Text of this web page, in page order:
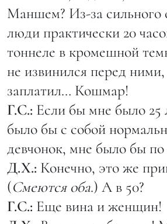
Маншем? Из-за сильного
люди практически 20
тоннеле в кромешной
не извинился перед
заплатил… Кошмар!
Г.С.: Если бы мне было 25
было бы с собой
девчонок, мне было бы по
Д.Х.: Конечно, это же
(Смеются оба.) А в 50?
Г.С.: Еще вина и женщин!